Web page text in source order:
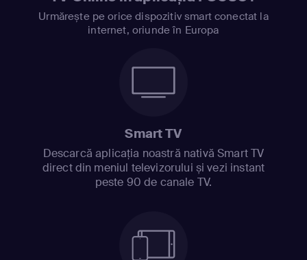
Urmărește pe orice dispozitiv smart conectat la
internet, oriunde în Europa
Smart TV
Descarcă aplicația noastră nativă Smart TV
direct din meniul televizorului și vezi instant
peste 90 de canale TV.